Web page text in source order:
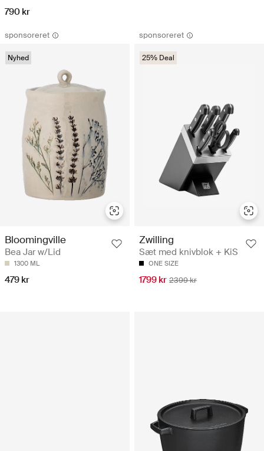
790 kr
sponsoreret
Nyhed
Bloomingville
Bea Jar w/Lid
1300 ML
479 kr
sponsoreret
25% Deal
Zwilling
Sæt med knivblok + KiS
ONE SIZE
1799 kr 2399 kr